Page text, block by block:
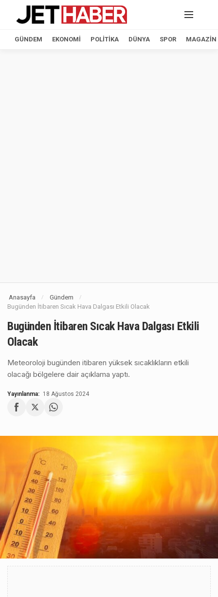
GÜNDEM EKONOMI POLITIKA DÜNYA SPOR MAGAZIN
Anasayfa / Gündem /
Bugünden İtibaren Sıcak Hava Dalgası Etkili Olacak
Bugünden İtibaren Sıcak Hava Dalgası Etkili
Olacak
Meteoroloji bugünden itibaren yüksek sıcaklıkların etkili
olacağı bölgelere dair açıklama yaptı.
Yayınlanma: 18 Ağustos 2024